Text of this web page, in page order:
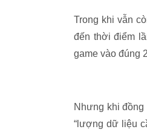
Trong khi vẫn
đến thời điểm
game vào đúng
Nhưng khi đồng
“lượng dữ liệu